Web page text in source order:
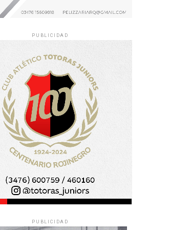
PUBLICIDAD
PUBLICIDAD